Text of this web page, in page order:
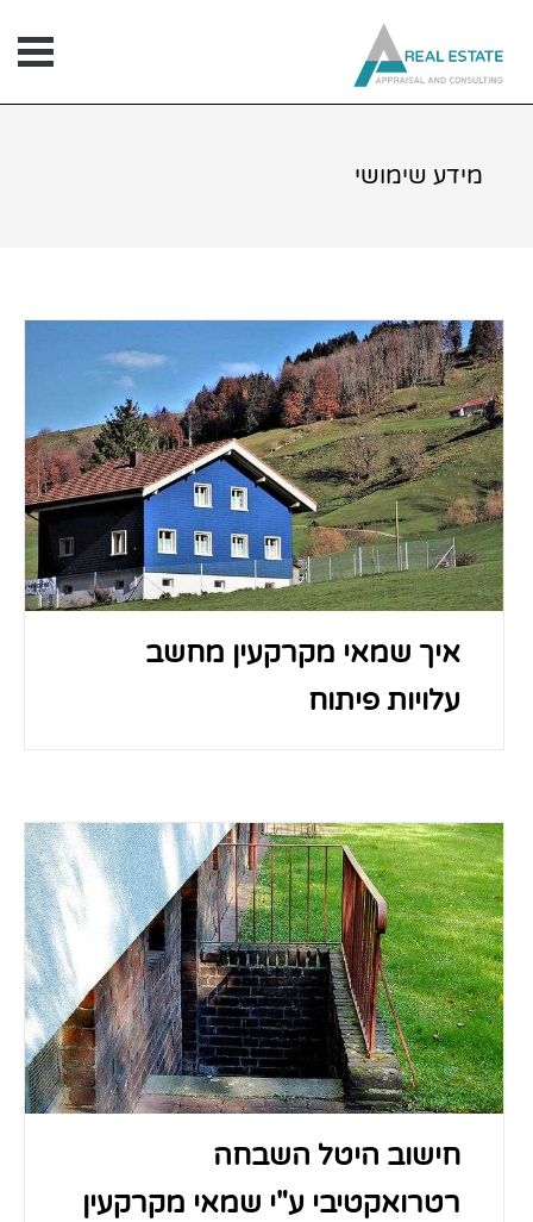
מידע שימושי
איך שמאי מקרקעין מחשב
עלויות פיתוח
חישוב היטל השבחה
רטרואקטיבי ע"י שמאי מקרקעין